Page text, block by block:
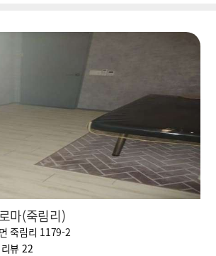
마(죽림리)
죽림리 1179-2
리뷰 22